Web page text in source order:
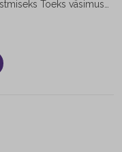
Täiustatud uudistoode NAD+ taseme tõstmiseks Toeks väsimuse, kurnatuse ja vananemisega seotud muutuste korral! Mis on NAD+? Nikotiinamiidadeniindinukleotiid (NAD+) on elutähtis koensüüm, mida leidub keha igas rakus ning mis on oluline energia tootmiseks, DNA parandamiseks ja rakkudevaheliseks signaaliedastuseks. NAD+ taseme langust seostatakse muu hulgas vananemisega. Anti-age toimega NAD+ aktivaator BioSNEDS™ NADPro™ NAD+ Activator on loodud toetama piisavat NAD+ taset organismis. Farmakokineetiliste…